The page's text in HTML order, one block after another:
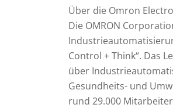
Über die Omron
Die OMRON
Control + Think“. Das
über
Gesundheits- und
rund 29.000